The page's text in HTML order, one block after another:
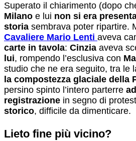
Superato il chiarimento (dopo
Milano e lui non si era
storia sembrava poter ripartire.
Cavaliere Mario Lenti aveva
carte in tavola: Cinzia aveva
lui, rompendo l’esclusiva con
studio che ne era seguito, tra le
la compostezza glaciale della
persino spinto l’intero parterre
registrazione in segno di
storico, difficile da dimenticare.
Lieto fine più vicino?